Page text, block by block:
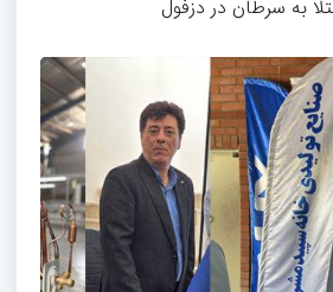
به سرطان در دزفول